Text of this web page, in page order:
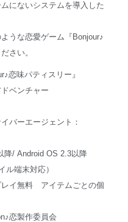
にないシステムを導入した
うな恋愛ゲーム『Bonjour♪
さい。
ティスリー』
チャー
ーエージェント：
OS 2.3以降
ル端末対応）
イテムごとの個
作委員会